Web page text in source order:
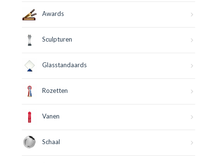
Awards
Sculpturen
Glasstandaards
Rozetten
Vanen
Schaal